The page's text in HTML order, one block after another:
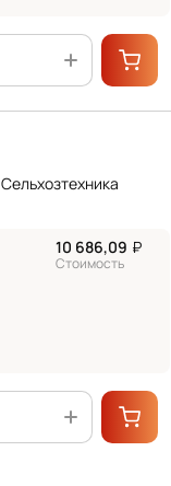
Стоимость
10 686,09 ₽